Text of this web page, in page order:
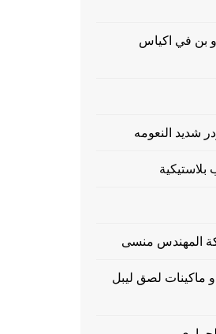
و بن في اكياس
شديد النعومه
بلاستيكية
المهندس منسى
ماكينات لصق ليبل